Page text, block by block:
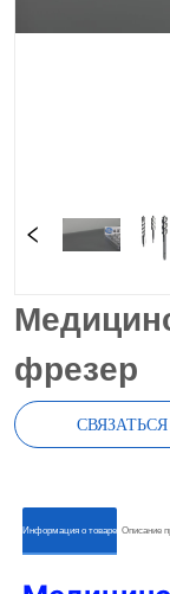
фрезер
ㅤㅤИнформация о товареㅤㅤ ㅤㅤОписание